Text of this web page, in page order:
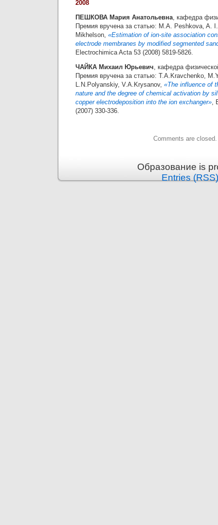
2008
ПЕШКОВА Мария Анатольевна, кафедра
Премия вручена за статью: M.A. Peshkova, A.
Mikhelson, «Estimation of ion-site association
electrode membranes by modified segmented
Electrochimica Acta 53 (2008) 5819-5826.
ЧАЙКА Михаил Юрьевич, кафедра
Премия вручена за статью: Т.A.Kravchenko,
L.N.Polyanskiy, V.A.Krysanov, «The influence of
nature and the degree of chemical activation by
copper electrodeposition into the ion exchanger»,
(2007) 330-336.
Comments are closed.
Образование is
Entries (RSS)